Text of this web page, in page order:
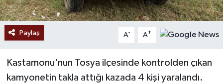
Paylaş A- A+
Kastamonu'nun Tosya ilçesinde kontrolden çıkan
kamyonetin takla attığı kazada 4 kişi yaralandı.